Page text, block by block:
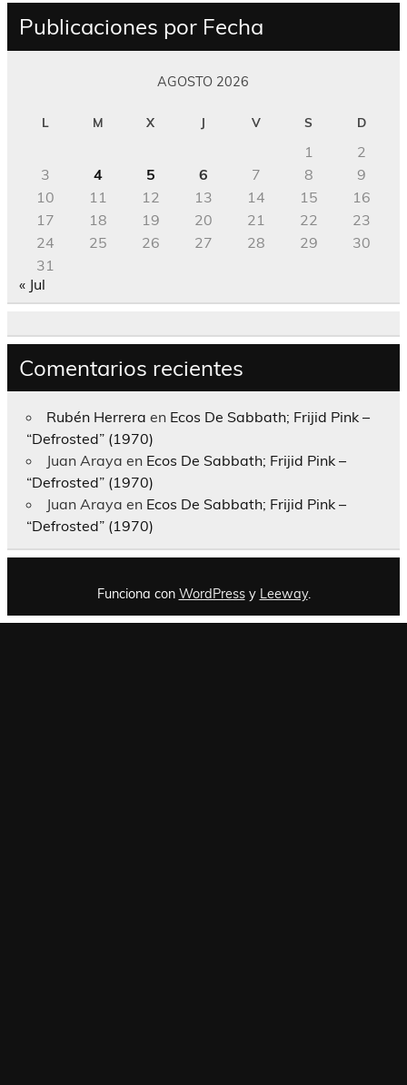
Publicaciones por Fecha
AGOSTO 2026
L M X J V S D
1
2
3
4 5 6 7 8
9
10
11 12 13 14 15
16
17
18 19 20 21 22
23
24
25 26 27 28 29
30
31
« Jul
Comentarios recientes
Rubén Herrera en Ecos De Sabbath; Frijid Pink –
“Defrosted” (1970)
Juan Araya en Ecos De Sabbath; Frijid Pink –
“Defrosted” (1970)
Juan Araya en Ecos De Sabbath; Frijid Pink –
“Defrosted” (1970)
Funciona con WordPressy Leeway.